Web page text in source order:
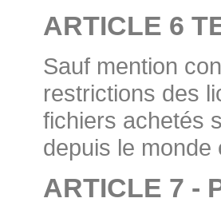
ARTICLE 6
Sauf mention
restrictions des
fichiers achetés
depuis le monde
ARTICLE 7 -